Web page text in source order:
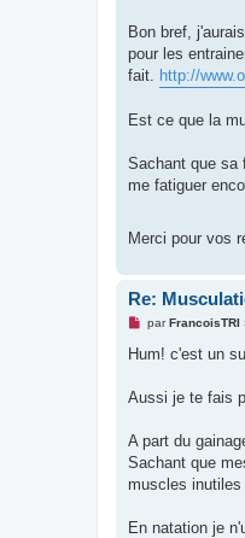
Bon bref,
pour les
fait. http://
Est ce que la
Sachant que sa
me fatiguer
Merci pour vos
Re:
M
s
g
o
n
l
u
parFrancoisTRI
Hum! c'est un
Aussi je te fais
A part du
Sachant que
muscles inutiles
En natation je